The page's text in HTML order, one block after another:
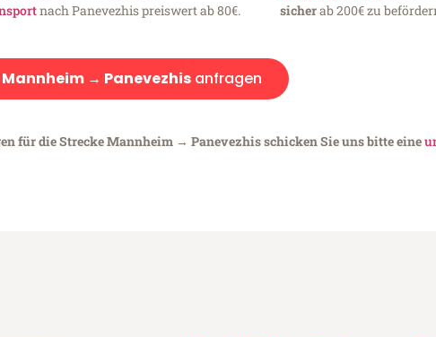
nach Panevezhis preiswert ab 80€.
sicherab 200€ zu
Mannheim → Panevezhis anfragen
für die Strecke Mannheim → Panevezhis schicken Sie uns bitte eine